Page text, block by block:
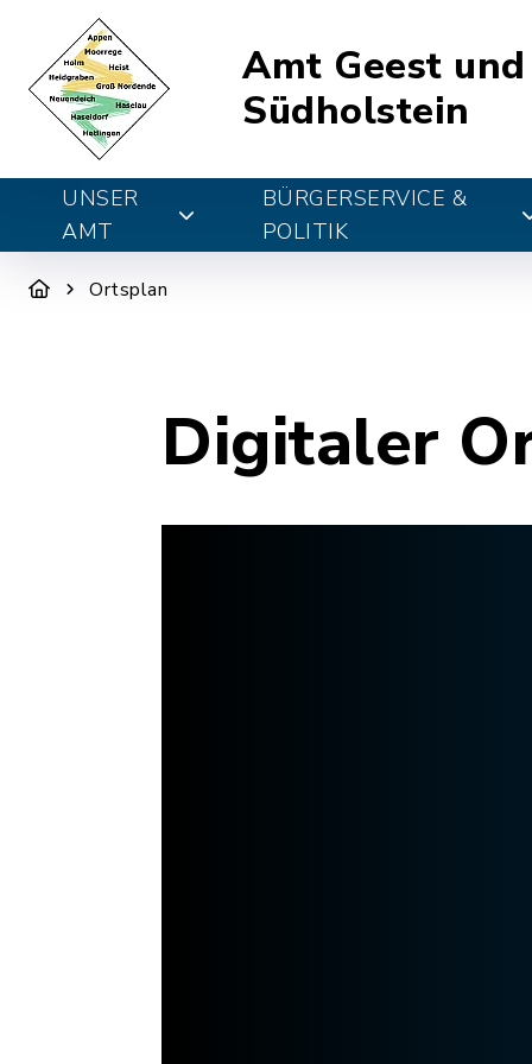
Amt Geest
Südholstein
UNSER
AMT
BÜRGERSERVICE &
POLITIK
Ortsplan
Digitaler